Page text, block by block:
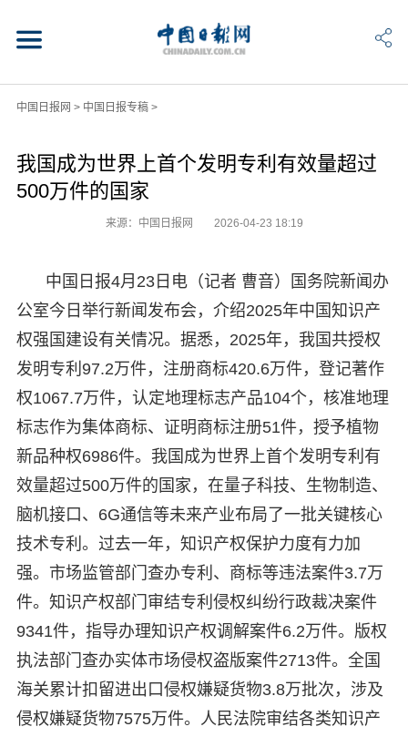
中国日报网 > 中国日报专稿>
我国成为世界上首个发明专利有效量超过
500万件的国家
来源：中国日报网 2026-04-23 18:19
中国日报4月23日电（记者 曹音）国务院新闻办
公室今日举行新闻发布会，介绍2025年中国知识产
权强国建设有关情况。据悉，2025年，我国共授权
发明专利97.2万件，注册商标420.6万件，登记著作
权1067.7万件，认定地理标志产品104个，核准地理
标志作为集体商标、证明商标注册51件，授予植物
新品种权6986件。我国成为世界上首个发明专利有
效量超过500万件的国家，在量子科技、生物制造、
脑机接口、6G通信等未来产业布局了一批关键核心
技术专利。过去一年，知识产权保护力度有力加
强。市场监管部门查办专利、商标等违法案件3.7万
件。知识产权部门审结专利侵权纠纷行政裁决案件
9341件，指导办理知识产权调解案件6.2万件。版权
执法部门查办实体市场侵权盗版案件2713件。全国
海关累计扣留进出口侵权嫌疑货物3.8万批次，涉及
侵权嫌疑货物7575万件。人民法院审结各类知识产